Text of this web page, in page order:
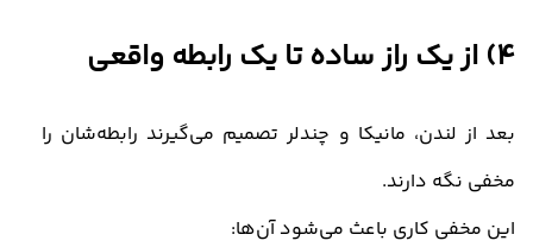
4) از یک راز ساده تا یک رابطه واقعی
بعد از لندن، مانیکا و چندلر تصمیم می‌گیرند رابطه‌شان را
مخفی نگه دارند.
این مخفی‌ کاری باعث می‌شود آن‌ها: